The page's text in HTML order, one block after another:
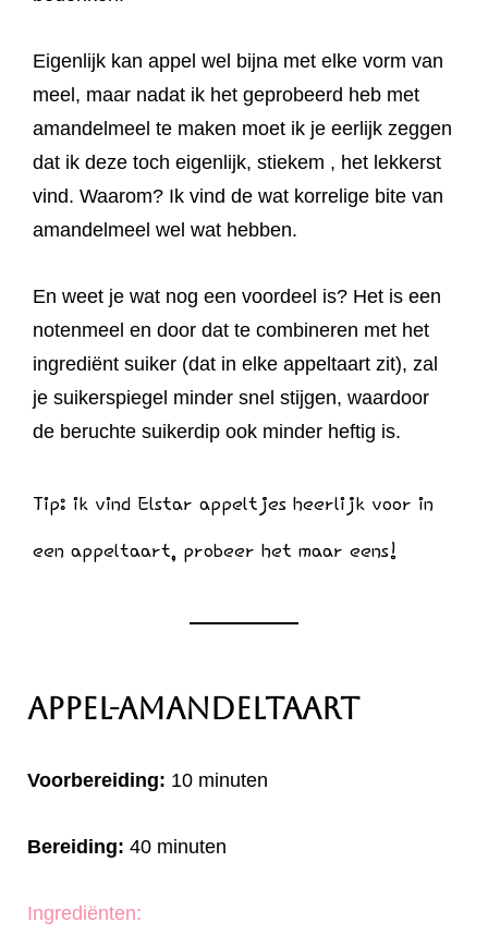
Eigenlijk kan appel wel bijna met elke vorm van
meel, maar nadat ik het geprobeerd heb met
amandelmeel te maken moet ik je eerlijk zeggen
dat ik deze toch eigenlijk, stiekem , het lekkerst
vind. Waarom? Ik vind de wat korrelige bite van
amandelmeel wel wat hebben.
En weet je wat nog een voordeel is? Het is een
notenmeel en door dat te combineren met het
ingrediënt suiker (dat in elke appeltaart zit), zal
je suikerspiegel minder snel stijgen, waardoor
de beruchte suikerdip ook minder heftig is.
Tip: ik vind Elstar appeltjes heerlijk voor in
een appeltaart, probeer het maar eens!
Appel-Amandeltaart
Voorbereiding: 10 minuten
Bereiding: 40 minuten
Ingrediënten: